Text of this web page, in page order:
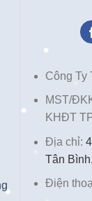
Công Ty
MST/
KHĐT
Địa chỉ:
Tân
Điện